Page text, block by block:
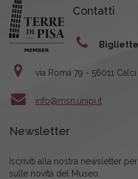
Contatti
via Roma 79 - 56011 Calci
info@msn.unipi.it
Newsletter
Iscriviti alla nostra newsletter
sulle novità del Museo.